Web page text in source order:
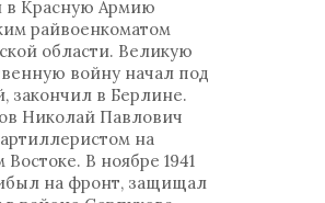
в Красную Армию
райвоенкоматом
области. Великую
войну начал под
закончил в Берлине.
Николай Павлович
на
В ноябре 1941
на фронт, защищал